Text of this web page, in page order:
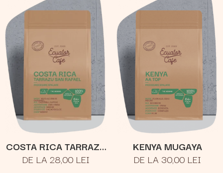
COSTA RICA TARRAZU
SAN RAFAEL
DE LA 28,00 LEI
KENYA MUGAYA
DE LA 30,00 LEI